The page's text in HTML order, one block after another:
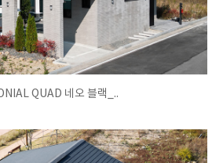
QUAD 네오 블랙_..